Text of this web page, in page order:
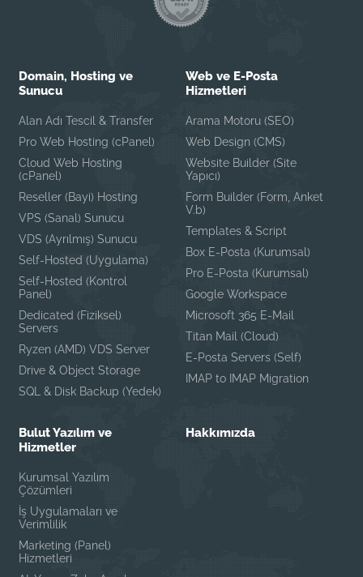
Domain, Hosting ve
Sunucu
Alan Adı Tescil & Transfer
Pro Web Hosting (cPanel)
Cloud Web Hosting
(cPanel)
Reseller (Bayi) Hosting
VPS (Sanal) Sunucu
VDS (Ayrılmış) Sunucu
Self-Hosted (Uygulama)
Self-Hosted (Kontrol
Panel)
Dedicated (Fiziksel)
Servers
Ryzen (AMD) VDS Server
Drive & Object Storage
SQL & Disk Backup (Yedek)
Web ve E-Posta
Hizmetleri
Arama Motoru (SEO)
Web Design (CMS)
Website Builder (Site
Yapıcı)
Form Builder (Form, Anket
V.b)
Templates & Script
Box E-Posta (Kurumsal)
Pro E-Posta (Kurumsal)
Google Workspace
Microsoft 365 E-Mail
Titan Mail (Cloud)
E-Posta Servers (Self)
IMAP to IMAP Migration
Bulut Yazılım ve
Hizmetler
Kurumsal Yazılım
Çözümleri
İş Uygulamaları ve
Verimlilik
Marketing (Panel)
Hizmetleri
Hakkımızda